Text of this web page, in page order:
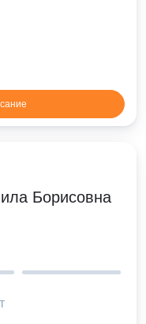
Борисовна